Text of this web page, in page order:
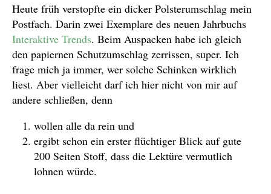
Heute früh verstopfte ein dicker Polsterumschlag mein
Postfach. Darin zwei Exemplare des neuen Jahrbuchs
Interaktive Trends. Beim Auspacken habe ich gleich
den papiernen Schutzumschlag zerrissen, super. Ich
frage mich ja immer, wer solche Schinken wirklich
liest. Aber vielleicht darf ich hier nicht von mir auf
andere schließen, denn
wollen alle da rein und
ergibt schon ein erster flüchtiger Blick auf gute
200 Seiten Stoff, dass die Lektüre vermutlich
lohnen würde.